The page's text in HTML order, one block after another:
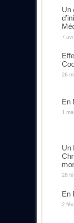
Un
7
26
En
1
Un
28
En
2